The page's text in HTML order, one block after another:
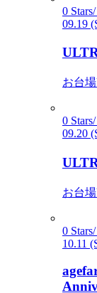
0
09.19
お台
0
09.20
お台
0
10.11